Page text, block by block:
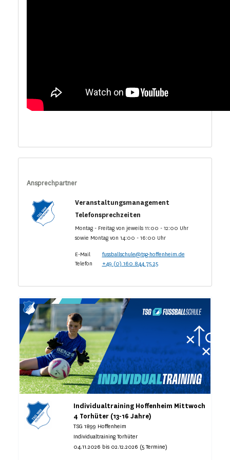
Ansprechpartner
Veranstaltungsmanagement
Telefonsprechzeiten
Montag - Freitag von jeweils 11:00 - 12:00 Uhr
sowie Montag von 14:00 - 16:00 Uhr
E-Mail
fussballschule@tsg-hoffenheim.de
Telefon
+49 (0) 160 844 75 25
Individualtraining Hoffenheim Mittwoch
4 Torhüter (13-16 Jahre)
TSG 1899 Hoffenheim
Individualtraining Torhüter
04.11.2026 bis 02.12.2026 (5 Termine)